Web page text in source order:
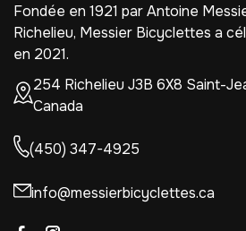
Fondée en 1921 par Antoine
Richelieu, Messier Bicyclettes a
en 2021.
254 Richelieu J3B 6X8 Saint-
Canada
(450) 347-4925
info@messierbicyclettes.ca